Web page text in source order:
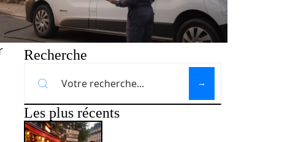
Recherche
Les plus récents